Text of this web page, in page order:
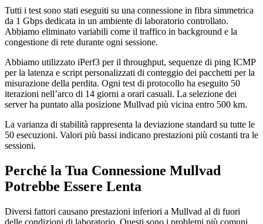
Tutti i test sono stati eseguiti su una connessione in fibra simmetrica
da 1 Gbps dedicata in un ambiente di laboratorio controllato.
Abbiamo eliminato variabili come il traffico in background e la
congestione di rete durante ogni sessione.
Abbiamo utilizzato iPerf3 per il throughput, sequenze di ping ICMP
per la latenza e script personalizzati di conteggio dei pacchetti per la
misurazione della perdita. Ogni test di protocollo ha eseguito 50
iterazioni nell’arco di 14 giorni a orari casuali. La selezione dei
server ha puntato alla posizione Mullvad più vicina entro 500 km.
La varianza di stabilità rappresenta la deviazione standard su tutte le
50 esecuzioni. Valori più bassi indicano prestazioni più costanti tra le
sessioni.
Perché la Tua Connessione Mullvad
Potrebbe Essere Lenta
Diversi fattori causano prestazioni inferiori a Mullvad al di fuori
delle condizioni di laboratorio. Questi sono i problemi più comuni